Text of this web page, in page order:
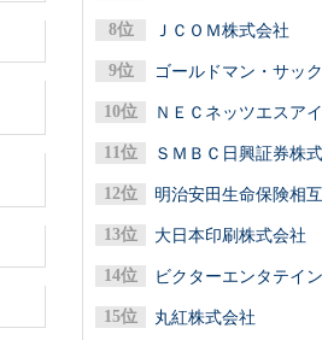
ＪＣＯＭ株式会社
ＳＭＢＣ日興証券株
明治安田生命保険相
大日本印刷株式会社
丸紅株式会社